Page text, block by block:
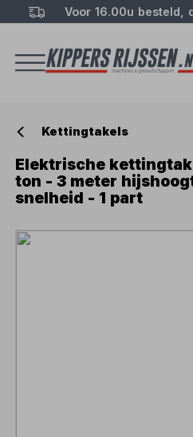
Voor 16.00u besteld,
Kettingtakels
Elektrische
ton - 3 meter
snelheid - 1 part